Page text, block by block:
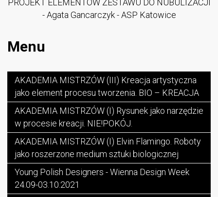
PROJEKT ELEMENTÓW ZESTAWU DO NUBULIZACJI
- Agata Gancarczyk - ASP Katowice
Menu
AKADEMIA MISTRZÓW (III) Kreacja artystyczna
jako element procesu tworzenia. BIO – KREACJA
AKADEMIA MISTRZÓW (I) Rysunek jako narzędzie
w procesie kreacji. NIE!POKÓJ.
AKADEMIA MISTRZÓW (I) Elvin Flamingo. Roboty
jako roszerzone medium sztuki biologicznej
Young Polish Designers - Wienna Design Week
24.09-03.10.2021